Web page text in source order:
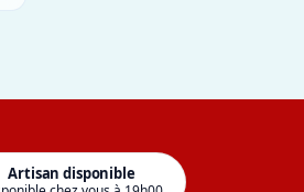
Artisan disponible